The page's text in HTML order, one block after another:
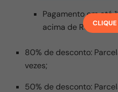
Pagamento em até
acima de R$ 50 mil;
80% de desconto:
vezes;
50% de desconto: